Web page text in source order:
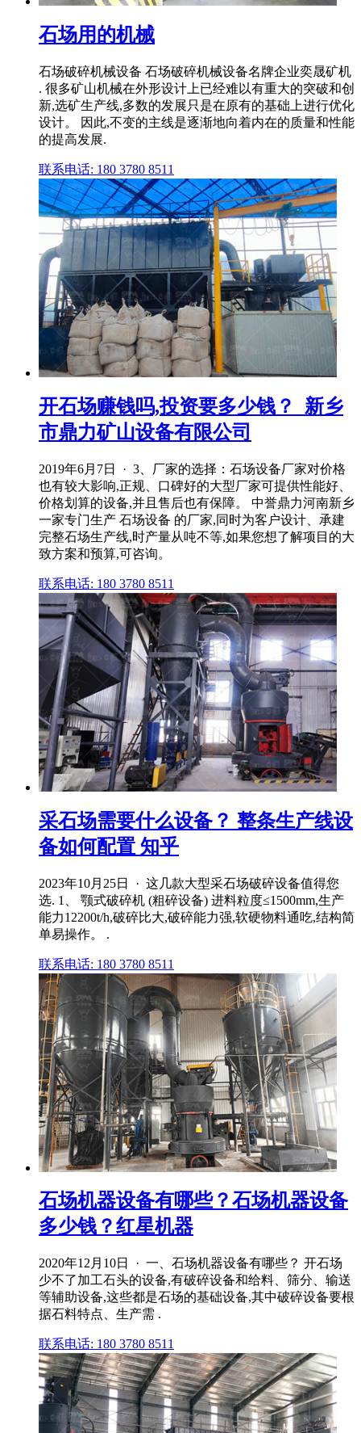
石场用的机械
石场破碎机械设备 石场破碎机械设备名牌企业奕晟矿机
. 很多矿山机械在外形设计上已经难以有重大的突破和创
新,选矿生产线,多数的发展只是在原有的基础上进行优化
设计。 因此,不变的主线是逐渐地向着内在的质量和性能
的提高发展.
联系电话: 180 3780 8511
开石场赚钱吗,投资要多少钱？_新乡
市鼎力矿山设备有限公司
2019年6月7日 · 3、厂家的选择：石场设备厂家对价格
也有较大影响,正规、口碑好的大型厂家可提供性能好、
价格划算的设备,并且售后也有保障。 中誉鼎力河南新乡
一家专门生产 石场设备 的厂家,同时为客户设计、承建
完整石场生产线,时产量从吨不等,如果您想了解项目的大
致方案和预算,可咨询。
联系电话: 180 3780 8511
采石场需要什么设备？ 整条生产线设
备如何配置 知乎
2023年10月25日 · 这几款大型采石场破碎设备值得您
选. 1、 颚式破碎机 (粗碎设备) 进料粒度≤1500mm,生产
能力12200t/h,破碎比大,破碎能力强,软硬物料通吃,结构简
单易操作。 .
联系电话: 180 3780 8511
石场机器设备有哪些？石场机器设备
多少钱？红星机器
2020年12月10日 · 一、石场机器设备有哪些？ 开石场
少不了加工石头的设备,有破碎设备和给料、筛分、输送
等辅助设备,这些都是石场的基础设备,其中破碎设备要根
据石料特点、生产需 .
联系电话: 180 3780 8511